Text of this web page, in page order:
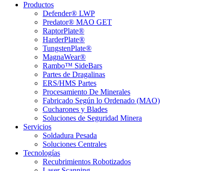
Productos
Defender® LWP
Predator® MAO GET
RaptorPlate®
HarderPlate®
TungstenPlate®
MagnaWear®
Rambo™ SideBars
Partes de Dragalinas
ERS/HMS Partes
Procesamiento De Minerales
Fabricado Según lo Ordenado (MAO)
Cucharones y Blades
Soluciones de Seguridad Minera
Servicios
Soldadura Pesada
Soluciones Centrales
Tecnologías
Recubrimientos Robotizados